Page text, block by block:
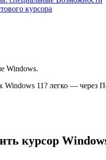
курсора
Windows.
Windows 11? легко — через
курсор